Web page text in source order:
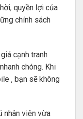
quyền lợi của
chính sách
cạnh tranh
chóng. Khi
, bạn sẽ không
viên vừa